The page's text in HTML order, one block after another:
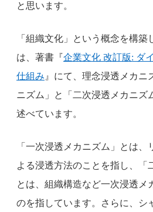
と思います。
「組織文化」という概念を構
は、著書『企業文化 改訂版: ダ
仕組み 』にて、理念浸透メカニ
ニズム」と「二次浸透メカニズ
述べています。
「一次浸透メカニズム」とは、
よる浸透方法のことを指し、「
とは、組織構造など一次浸透メ
のを指しています。さらに、シ